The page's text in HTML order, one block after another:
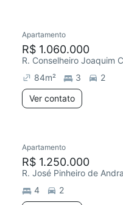
Apartamento
R$ 1.060.000
R. Conselheiro Joaquim
84m² 3
2
Ver contato
Apartamento
R$ 1.250.000
R. José Pinheiro de
4
2